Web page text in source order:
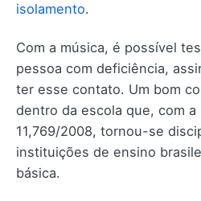
isolamento.
Com a música, é possível
pessoa com deficiência,
ter esse contato. Um bom
dentro da escola que, com a
11,769/2008, tornou-se
instituições de ensino
básica.